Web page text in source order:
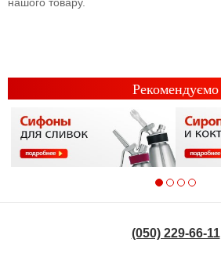
нашого товару.
Рекомендуємо
(050) 229-66-11